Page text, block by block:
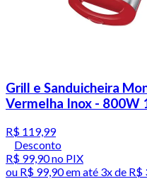
Grill e Sanduicheira
Vermelha Inox - 800W
R$ 119,99
Desconto
R$ 99,90no PIX
ou R$ 99,90em até 3x de R$